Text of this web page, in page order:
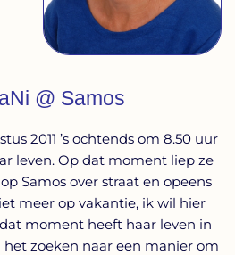
@ Samos
2011 ’s ochtends om 8.50 uur
leven. Op dat moment liep ze
Samos over straat en opeens
meer op vakantie, ik wil hier
moment heeft haar leven in
zoeken naar een manier om